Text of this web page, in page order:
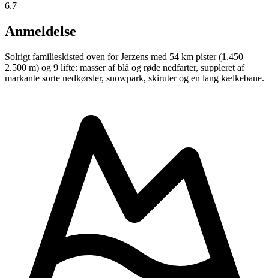
6.7
Anmeldelse
Solrigt familieskisted oven for Jerzens med 54 km pister (1.450–
2.500 m) og 9 lifte: masser af blå og røde nedfarter, suppleret af
markante sorte nedkørsler, snowpark, skiruter og en lang kælkebane.